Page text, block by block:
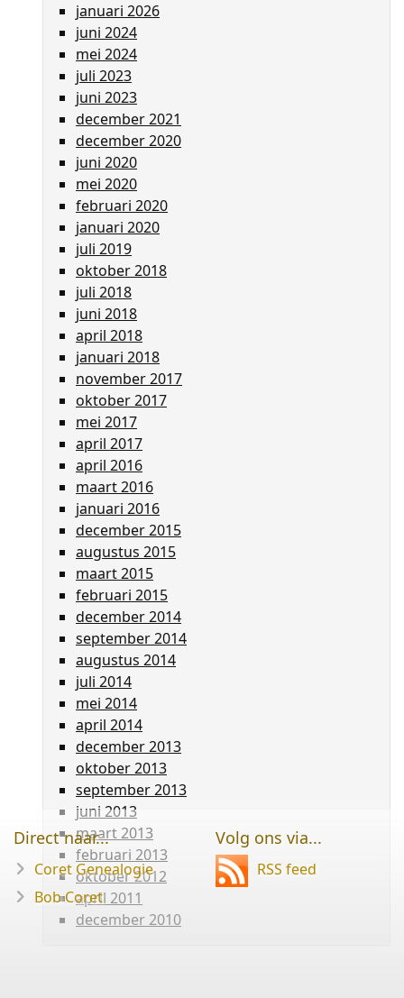
januari 2026
juni 2024
mei 2024
juli 2023
juni 2023
december 2021
december 2020
juni 2020
mei 2020
februari 2020
januari 2020
juli 2019
oktober 2018
juli 2018
juni 2018
april 2018
januari 2018
november 2017
oktober 2017
mei 2017
april 2017
april 2016
maart 2016
januari 2016
december 2015
augustus 2015
maart 2015
februari 2015
december 2014
september 2014
augustus 2014
juli 2014
mei 2014
april 2014
december 2013
oktober 2013
september 2013
juni 2013
maart 2013
februari 2013
oktober 2012
april 2011
december 2010
Direct naar...
Coret Genealogie
Bob Coret
Volg ons via...
RSS feed